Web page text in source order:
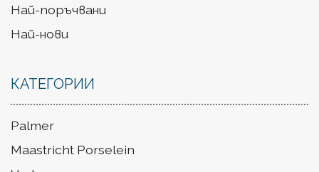
Най-поръчвани
Най-нови
КАТЕГОРИИ
Palmer
Maastricht Porselein